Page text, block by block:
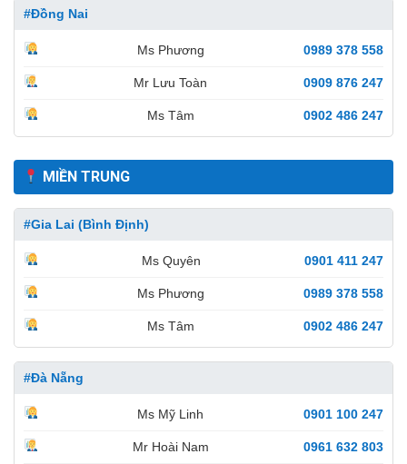
#Đồng Nai
Ms Phương 0989 378 558
Mr Lưu Toàn 0909 876 247
Ms Tâm 0902 486 247
MIỀN TRUNG
#Gia Lai (Bình Định)
Ms Quyên 0901 411 247
Ms Phương 0989 378 558
Ms Tâm 0902 486 247
#Đà Nẵng
Ms Mỹ Linh 0901 100 247
Mr Hoài Nam 0961 632 803